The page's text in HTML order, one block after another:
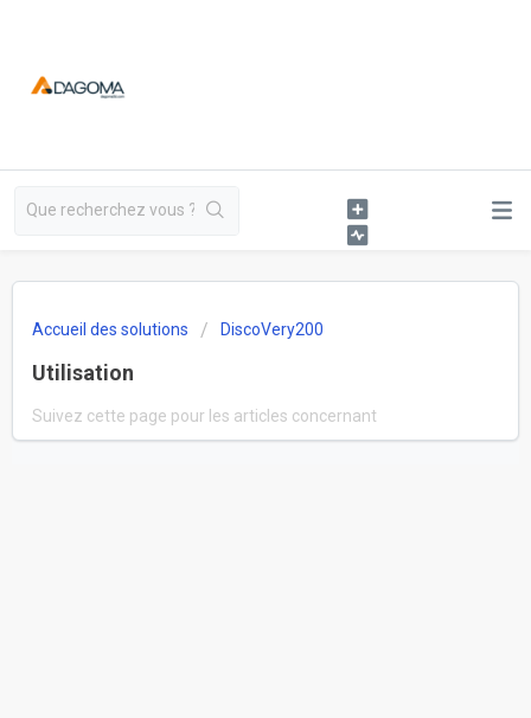
Accueil des solutions DiscoVery200
Utilisation
Suivez cette page pour les articles concernant